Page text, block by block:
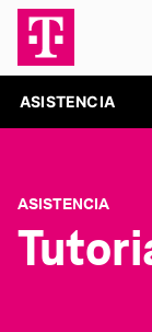
ASISTENCIA
ASISTENCIA